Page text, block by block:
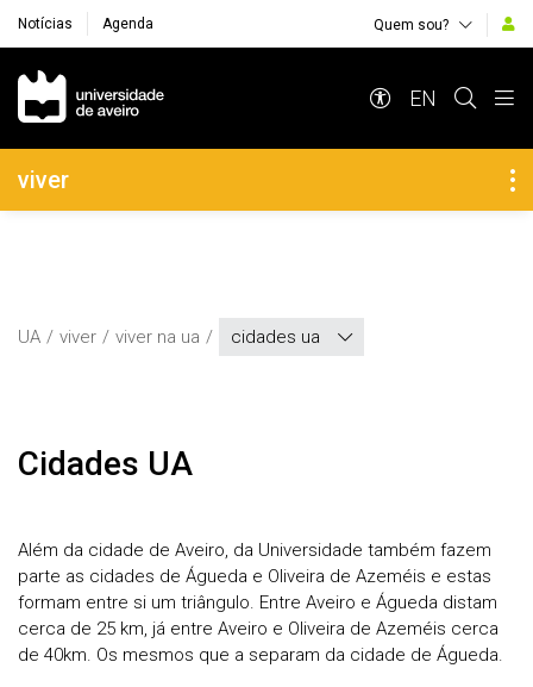
Notícias Agenda Quem sou?
Navegação Principal
EN
Navegação Lateral
viver
UA viver viver na ua cidades ua
Cidades UA
Além da cidade de Aveiro, da Universidade também fazem
parte as cidades de Águeda e Oliveira de Azeméis e estas
formam entre si um triângulo. Entre Aveiro e Águeda distam
cerca de 25 km, já entre Aveiro e Oliveira de Azeméis cerca
de 40km. Os mesmos que a separam da cidade de Águeda.